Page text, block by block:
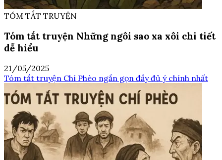
TÓM TẮT TRUYỆN
Tóm tắt truyện Những ngôi sao xa xôi chi tiết
dễ hiểu
21/05/2025
Tóm tắt truyện Chí Phèo ngắn gọn đầy đủ ý chính nhất